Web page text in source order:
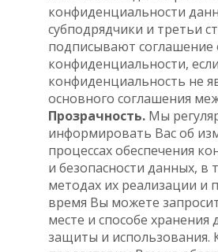
конфиденциальности
субподрядчики и третьи
подписывают соглашение
конфиденциальности,
конфиденциальность не
основного соглашения
Прозрачность. Мы
информировать Вас об
процессах обеспечения
и безопасности данных, в
методах их реализации и
время Вы можете
месте и способе хранения
защиты и использования.